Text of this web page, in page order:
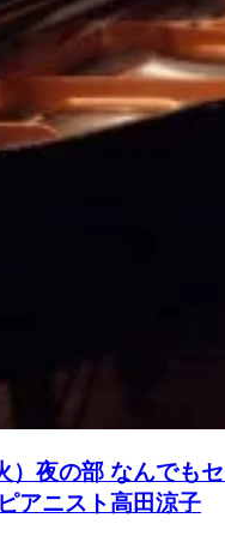
）夜の部 なんでも
アニスト高田涼子